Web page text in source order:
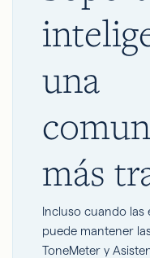
una
más
Incluso cuando las
puede mantener
ToneMeter y